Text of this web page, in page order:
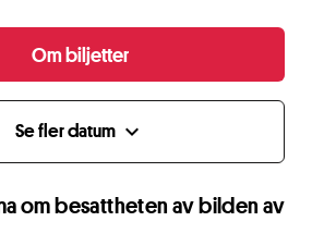
Om biljetter
Se fler datum expand_more
om besattheten av bilden av